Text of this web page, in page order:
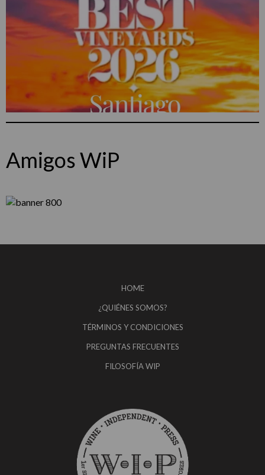
Amigos WiP
HOME
¿QUIÉNES SOMOS?
TÉRMINOS Y CONDICIONES
PREGUNTAS FRECUENTES
FILOSOFÍA WIP